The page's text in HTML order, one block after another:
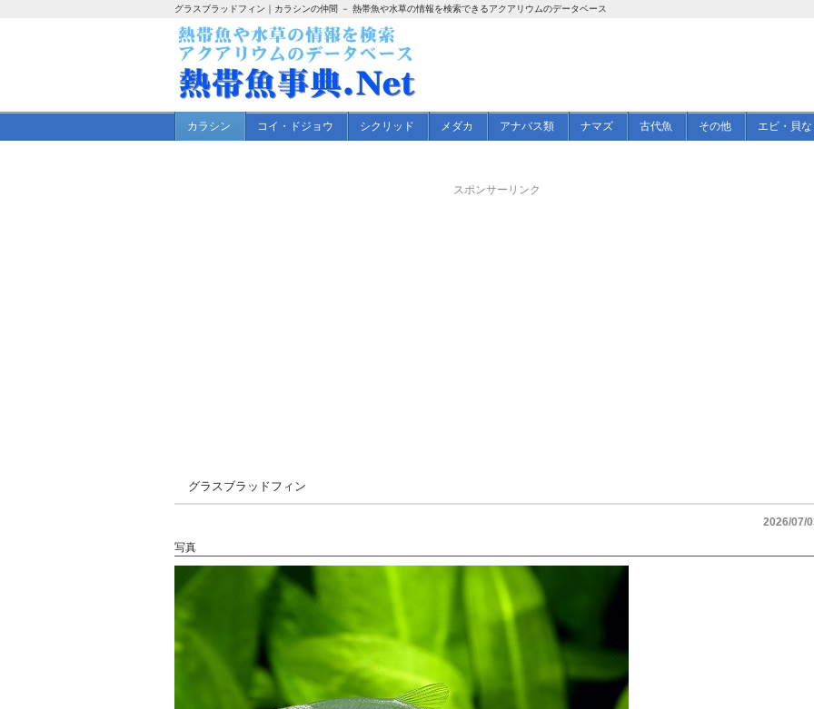
グラスブラッドフィン｜カラシンの仲間 － 熱帯魚や水草の情報を検索できるアクアリウムのデータベース
カラシン コイ・ドジョウ シクリッド メダカ アナバス類 ナマズ 古代魚 その他 エビ・貝
スポンサーリンク
グラスブラッドフィン
2026/07/
写真